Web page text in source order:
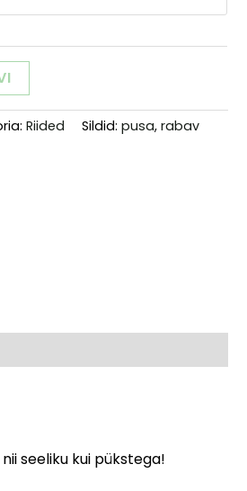
Riided Sildid:pusa,rabav
seeliku kui pükstega!